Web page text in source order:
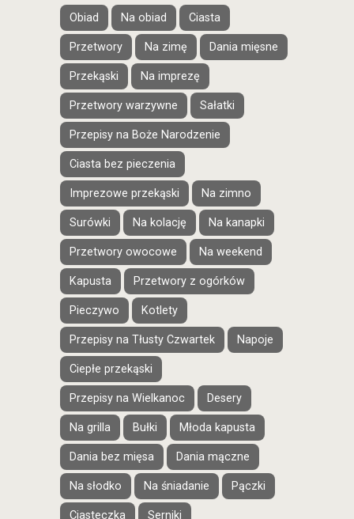
Obiad Na obiad Ciasta
Przetwory Na zimę Dania mięsne
Przekąski Na imprezę
Przetwory warzywne Sałatki
Przepisy na Boże Narodzenie
Ciasta bez pieczenia
Imprezowe przekąski Na zimno
Surówki Na kolację Na kanapki
Przetwory owocowe Na weekend
Kapusta Przetwory z ogórków
Pieczywo Kotlety
Przepisy na Tłusty Czwartek Napoje
Ciepłe przekąski
Przepisy na Wielkanoc Desery
Na grilla Bułki Młoda kapusta
Dania bez mięsa Dania mączne
Na słodko Na śniadanie Pączki
Ciasteczka Serniki